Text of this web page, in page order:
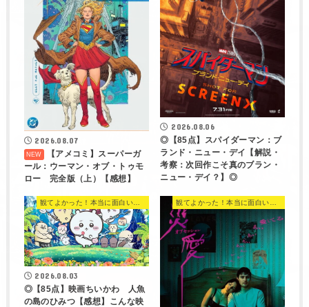
2026.08.07
【アメコミ】スーパーガ
ール：ウーマン・オブ・トゥモ
ロー 完全版（上）【感想】
2026.08.06
◎【85点】スパイダーマン：ブ
ランド・ニュー・デイ【解説・
考察：次回作こそ真のブラン・
ニュー・デイ？】◎
2026.08.03
◎【85点】映画ちいかわ 人魚
の島のひみつ【感想】こんな映